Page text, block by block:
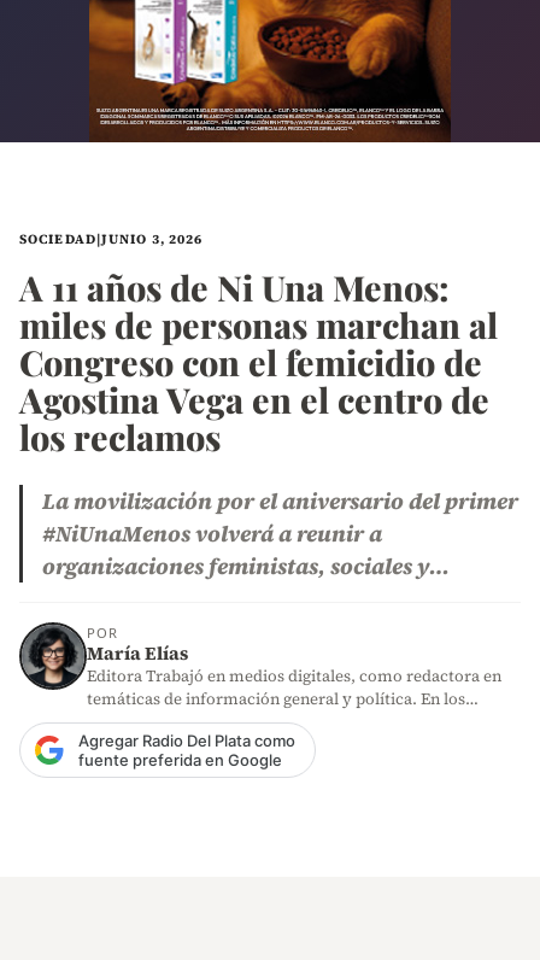
SOCIEDAD|JUNIO 3, 2026
A 11 años de Ni Una Menos:
miles de personas marchan al
Congreso con el femicidio de
Agostina Vega en el centro de
los reclamos
La movilización por el aniversario del primer
#NiUnaMenos volverá a reunir a
organizaciones feministas, sociales y…
POR
María Elías
Editora Trabajó en medios digitales, como redactora en
temáticas de información general y política. En los
últimos años,…
Agregar Radio Del Plata como
fuente preferida en Google